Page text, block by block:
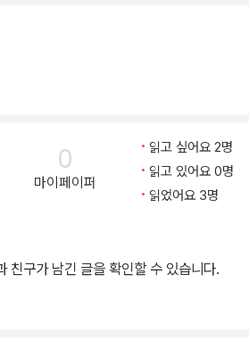
데 가장 기본이 되는 것은 무엇일까요?
어날수록 모두의 삶이 악몽이 된다는 사
있습니다. 내일의 주인인 어린
살아가는 데 꼭 필요한 선한 가치가 단단
옳고 그름을 판단하고 옳다고 믿는 바를
이 세상도 조금 더 살 만한 곳이 되지 않
시리즈는 이런 기대와 바람을 담아 만든 책
0
마이페이퍼
읽고 싶어요 2명
읽고 있어요 0명
읽었어요 3명
친구가 남긴 글을 확인할 수 있습니다.